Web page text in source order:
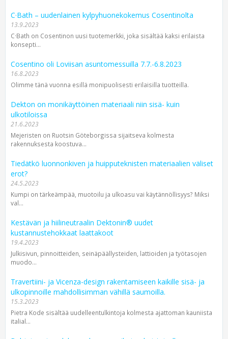
C·Bath – uudenlainen kylpyhuonekokemus Cosentinolta
13.9.2023
C·Bath on Cosentinon uusi tuotemerkki, joka sisältää kaksi erilaista
konsepti...
Cosentino oli Loviisan asuntomessuilla 7.7.-6.8.2023
16.8.2023
Olimme tänä vuonna esillä monipuolisesti erilaisilla tuotteilla.
Dekton on monikäyttöinen materiaali niin sisä- kuin
ulkotiloissa
21.6.2023
Mejeristen on Ruotsin Göteborgissa sijaitseva kolmesta
rakennuksesta koostuva...
Tiedätkö luonnonkiven ja huipputeknisten materiaalien väliset
erot?
24.5.2023
Kumpi on tärkeämpää, muotoilu ja ulko­asu vai käytännöllisyys? Miksi
val...
Kestävän ja hiilineutraalin Dektonin® uudet
kustannustehokkaat laattakoot
19.4.2023
Julkisivun, pinnoitteiden, seinäpäällysteiden, lattioiden ja työtasojen
muodo...
Travertiini- ja Vicenza-design rakentamiseen kaikille sisä- ja
ulkopinnoille mahdollisimman vähillä saumoilla.
15.3.2023
Pietra Kode sisältää uudelleentulkintoja kolmesta ajattoman kauniista
italial...